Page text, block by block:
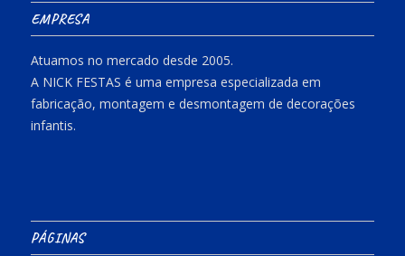
EMPRESA
Atuamos no mercado desde 2005.
A NICK FESTAS é uma empresa especializada em
fabricação, montagem e desmontagem de decorações
infantis.
PÁGINAS